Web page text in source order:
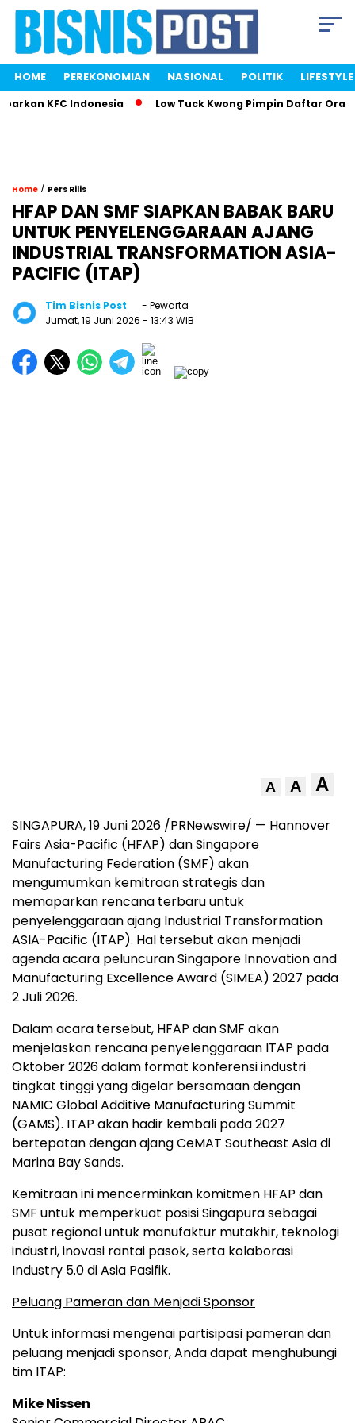
HOME PEREKONOMIAN NASIONAL POLITIK LIFESTYLE
KFC Indonesia Low Tuck Kwong Pimpin Daftar
Home / Pers Rilis
HFAP DAN SMF SIAPKAN BABAK BARU
UNTUK PENYELENGGARAAN AJANG
INDUSTRIAL TRANSFORMATION ASIA-
PACIFIC (ITAP)
Tim Bisnis Post
- Pewarta
Jumat, 19 Juni 2026 - 13:43 WIB
A A A
SINGAPURA, 19 Juni 2026 /PRNewswire/ — Hannover
Fairs Asia-Pacific (HFAP) dan Singapore
Manufacturing Federation (SMF) akan
mengumumkan kemitraan strategis dan
memaparkan rencana terbaru untuk
penyelenggaraan ajang Industrial Transformation
ASIA-Pacific (ITAP). Hal tersebut akan menjadi
agenda acara peluncuran Singapore Innovation and
Manufacturing Excellence Award (SIMEA) 2027 pada
2 Juli 2026.
Dalam acara tersebut, HFAP dan SMF akan
menjelaskan rencana penyelenggaraan ITAP pada
Oktober 2026 dalam format konferensi industri
tingkat tinggi yang digelar bersamaan dengan
NAMIC Global Additive Manufacturing Summit
(GAMS). ITAP akan hadir kembali pada 2027
bertepatan dengan ajang CeMAT Southeast Asia di
Marina Bay Sands.
Kemitraan ini mencerminkan komitmen HFAP dan
SMF untuk memperkuat posisi Singapura sebagai
pusat regional untuk manufaktur mutakhir, teknologi
industri, inovasi rantai pasok, serta kolaborasi
Industry 5.0 di Asia Pasifik.
Peluang Pameran dan Menjadi Sponsor
Untuk informasi mengenai partisipasi pameran dan
peluang menjadi sponsor, Anda dapat menghubungi
tim ITAP:
Mike Nissen